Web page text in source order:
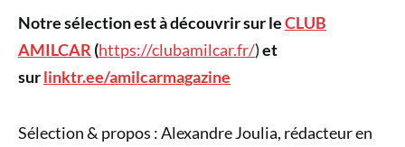
Notre sélection est à découvrir sur leCLUB
AMILCAR(https://clubamilcar.fr/)et
surlinktr.ee/amilcarmagazine
Sélection & propos : Alexandre Joulia, rédacteur en